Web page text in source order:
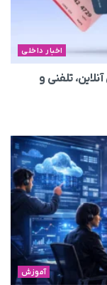
اخبار داخلی
تلفنی و
آموزش